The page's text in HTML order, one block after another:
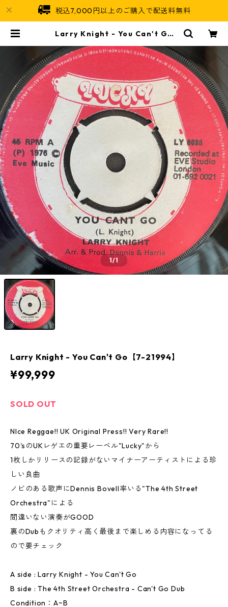
税込7,000円以上のご購入で配送料無料
Larry Knight - You Can't Go
1/1
Larry Knight - You Can't Go【7-21994】
¥99,999
SOLD OUT
NIce Reggae!! UK Original Press!! Very Rare!!
70'sのUKレゲエの重要レーベル"Lucky"から
1枚しかリリースの記録がないマイナーアーティストによる珍
しい良曲
ノビのある歌声にDennis Bovell率いる"The 4th Street
Orchestra"による
間違いない演奏がGOOD
裏のDubもクオリティ高く最後まで楽しめる内容になってる
ので要チェック
A side : Larry Knight - You Can't Go
B side : The 4th Street Orchestra - Can't Go Dub
Condition：A~B